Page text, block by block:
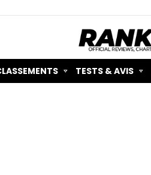
TESTS & AVIS